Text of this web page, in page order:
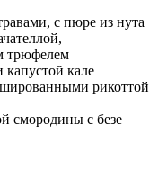
с пюре из нута
трюфелем
кале
рикоттой
смородины с безе